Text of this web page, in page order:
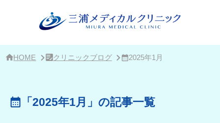
HOME クリニックブログ 2025年1月
「2025年1月」の記事一覧